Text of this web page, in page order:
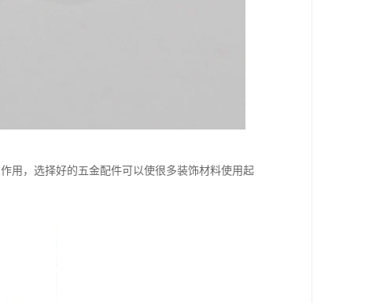
用，选择好的五金配件可以使很多装饰材料使用起